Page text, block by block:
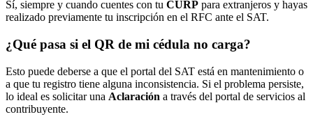
Sí, siempre y cuando cuentes con tu CURP para extranjeros y hayas
realizado previamente tu inscripción en el RFC ante el SAT.
¿Qué pasa si el QR de mi cédula no carga?
Esto puede deberse a que el portal del SAT está en mantenimiento o
a que tu registro tiene alguna inconsistencia. Si el problema persiste,
lo ideal es solicitar una Aclaración a través del portal de servicios al
contribuyente.